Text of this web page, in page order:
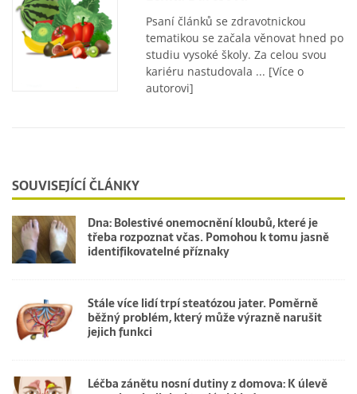
Psaní článků se zdravotnickou
tematikou se začala věnovat hned po
studiu vysoké školy. Za celou svou
kariéru nastudovala ... [Více o
autorovi]
SOUVISEJÍCÍ ČLÁNKY
Dna: Bolestivé onemocnění kloubů, které je
třeba rozpoznat včas. Pomohou k tomu jasně
identifikovatelné příznaky
Stále více lidí trpí steatózou jater. Poměrně
běžný problém, který může výrazně narušit
jejich funkci
Léčba zánětu nosní dutiny z domova: K úlevě